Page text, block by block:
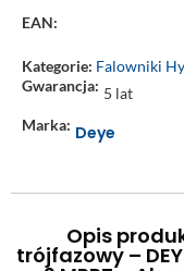
EAN:
Kategorie: Falowniki
Gwarancja: 5 lat
Marka: Deye
Opis
trójfazowy –